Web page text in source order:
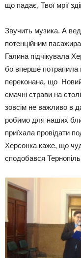
що падає, Твої мрії
Звучить музика. А
потенційним
Галина підчікувала
бо вперше потрапила
переконана, що Новий
смачні страви на
зовсім не важливо в
робимо для наших
приїхала провідати
Херсонка каже, що
сподобався Тернопіль